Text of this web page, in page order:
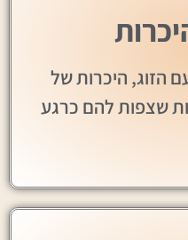
הזוג, היכרות של
שצפות להם כרגע